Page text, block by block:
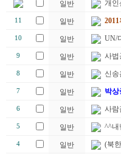
일반 개인
11 일반
10 일반 UN/
9 일반 사법
8 일반 신송
7 일반 박
6 일반 사람
5 일반 ^^내
4 일반 (북